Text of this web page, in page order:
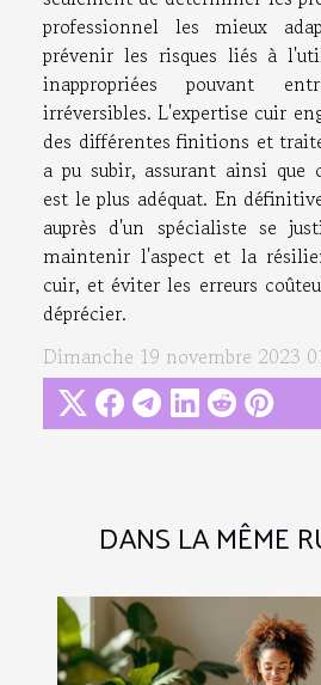
DANS LA MÊME
professionnel les mieux
prévenir les risques liés à
inappropriées pouvant
irréversibles. L'expertise cuir
des différentes finitions et
a pu subir, assurant ainsi que
est le plus adéquat. En
auprès d'un spécialiste se
maintenir l'aspect et la
cuir, et éviter les erreurs
déprécier.
Dimanche 19 novembre 2023